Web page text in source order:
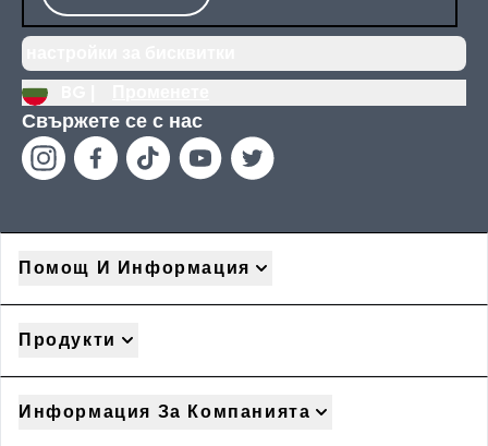
Свържете се с нас
Помощ И Информация
Продукти
Информация За Компанията